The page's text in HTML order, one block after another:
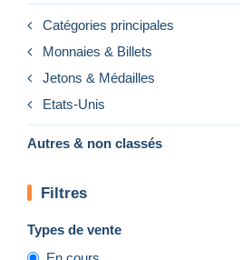
Catégories principales
Monnaies & Billets
Jetons & Médailles
Etats-Unis
Autres & non classés
Filtres
Types de vente